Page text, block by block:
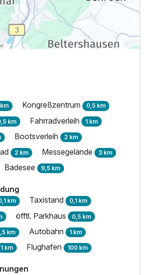
p.P. ab167,50 €
Kongreßzentrum 0,5 km
km Fahrradverleih 1 km
Bootsverleih 2 km
2 km Messegelände 3 km
Badesee 9,5 km
km Taxistand 0,1 km
öfftl. Parkhaus 0,5 km
km Autobahn 1 km
1 km Flughafen 100 km